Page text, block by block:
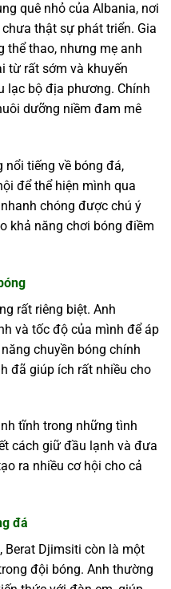
quê nhỏ của Albania, nơi
thật sự phát triển. Gia
thể thao, nhưng mẹ anh
từ rất sớm và khuyến
lạc bộ địa phương. Chính
dưỡng niềm đam mê
nổi tiếng về bóng đá,
để thể hiện mình qua
chóng được chú ý
khả năng chơi bóng điềm
rất riêng biệt. Anh
và tốc độ của mình để áp
chuyền bóng chính
đã giúp ích rất nhiều cho
tĩnh trong những tình
cách giữ đầu lạnh và đưa
ra nhiều cơ hội cho cả
đá
Berat Djimsiti còn là một
đội bóng. Anh thường